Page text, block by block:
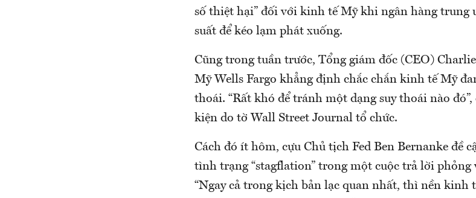
số thiệt hại” đối với kinh tế Mỹ khi ngân hàng trung
suất để kéo lạm phát xuống.
Cũng trong tuần trước, Tổng giám đốc (CEO)
Mỹ Wells Fargo khẳng định chắc chắn kinh tế Mỹ
thoái. “Rất khó để tránh một dạng suy thoái nào
kiện do tờ Wall Street Journal tổ chức.
Cách đó ít hôm, cựu Chủ tịch Fed Ben Bernanke đề
tình trạng “stagflation” trong một cuộc trả lời phỏng
“Ngay cả trong kịch bản lạc quan nhất, thì nền kinh